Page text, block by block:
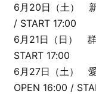
6月20日（土）
/ START 17:00
6月21日（日）
START 17:00
6月27日（土）
OPEN 16:00 /